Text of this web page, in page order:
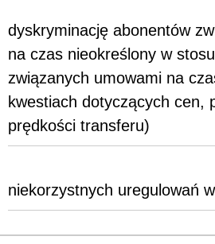
dyskryminację abonentów
na czas nieokreślony w
związanych umowami na
kwestiach dotyczących cen,
prędkości transferu)
niekorzystnych uregulowań